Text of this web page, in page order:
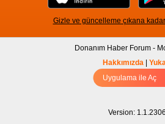
Uygulama ile Aç
Gizle ve güncelleme çıkana
Donanım Haber Forum -
Hakkımızda |
Tam sürüm için
Version: 1.1.2306